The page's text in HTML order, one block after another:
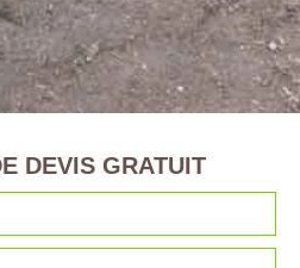
DEVIS GRATUIT